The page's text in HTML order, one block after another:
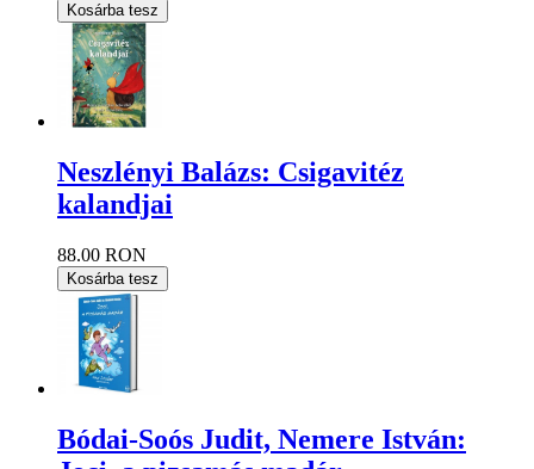
Kosárba tesz
Neszlényi Balázs: Csigavitéz
kalandjai
88.00 RON
Kosárba tesz
Bódai-Soós Judit, Nemere István: